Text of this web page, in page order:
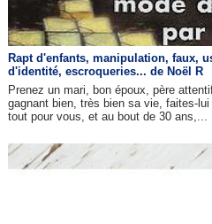
Rapt d'enfants, manipulation, faux,
d'identité, escroqueries... de Noël R
Prenez un mari, bon époux, père
gagnant bien, très bien sa vie, faites-lui
tout pour vous, et au bout de 30 ans,...